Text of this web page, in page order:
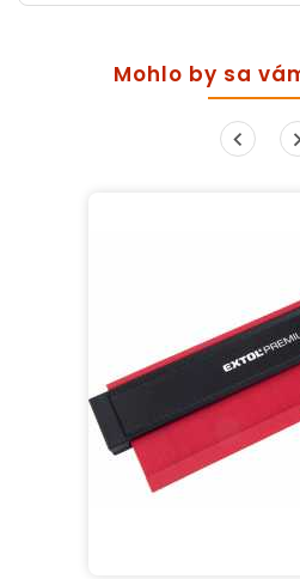
Mohlo by sa